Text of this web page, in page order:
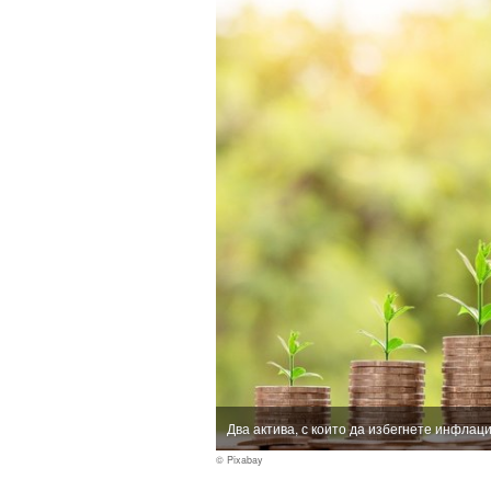
Два актива, с които да избегнете
© Pixabay